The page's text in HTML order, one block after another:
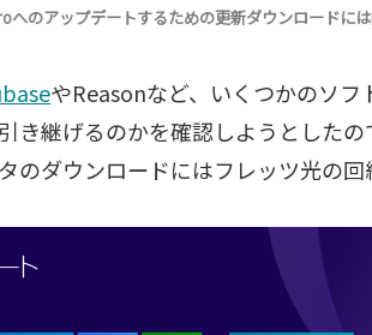
へのアップデートするための更新ダウンロードに
やReasonなど、いくつかのソ
き継げるのかを確認しようとした
のダウンロードにはフレッツ光の回